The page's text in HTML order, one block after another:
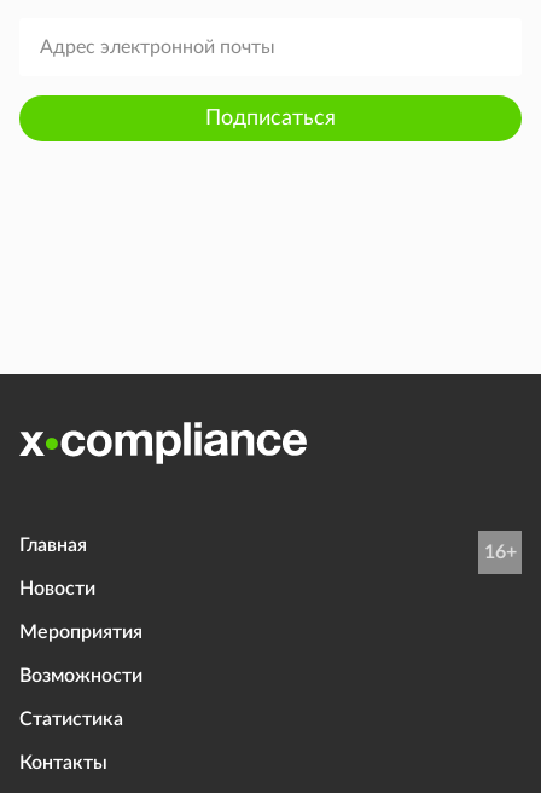
Подписаться
Главная
Новости
Мероприятия
Возможности
Статистика
Контакты
16+